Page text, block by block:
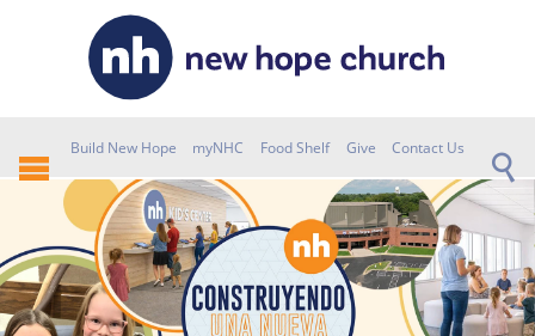
Build New Hope myNHC Food Shelf Give Contact Us